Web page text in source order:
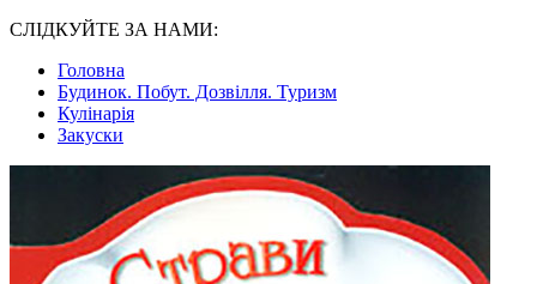
СЛІДКУЙТЕ ЗА НАМИ:
Головна
Будинок. Побут. Дозвілля. Туризм
Кулінарія
Закуски